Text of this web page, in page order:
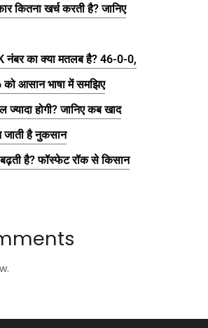
कितना खर्च करती है? जानिए
नंबर का क्या मतलब है? 46-0-0,
आसान भाषा में समझिए
होगी? जानिए कब खाद
जाती है नुकसान
है? फॉस्फेट रॉक से किसान